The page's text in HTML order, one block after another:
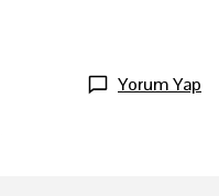
Yorum Yap